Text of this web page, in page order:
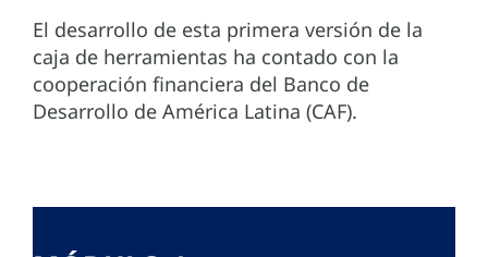
El desarrollo de esta primera versión de la
caja de herramientas ha contado con la
cooperación financiera del Banco de
Desarrollo de América Latina (CAF).